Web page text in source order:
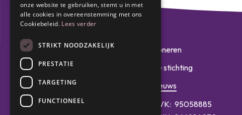
nieuws
de stichting
doneren
KVK: 95058885
onze website te gebruiken, stemt u in met
alle cookies in overeenstemming met ons
Cookiebeleid. Lees verder
STRIKT NOODZAKELIJK
PRESTATIE
TARGETING
FUNCTIONEEL